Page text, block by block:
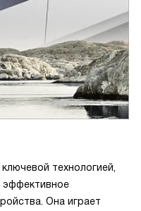
технологией,
Она играет